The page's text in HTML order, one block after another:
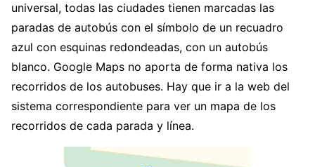
universal, todas las ciudades tienen marcadas las
paradas de autobús con el símbolo de un recuadro
azul con esquinas redondeadas, con un autobús
blanco. Google Maps no aporta de forma nativa los
recorridos de los autobuses. Hay que ir a la web del
sistema correspondiente para ver un mapa de los
recorridos de cada parada y línea.